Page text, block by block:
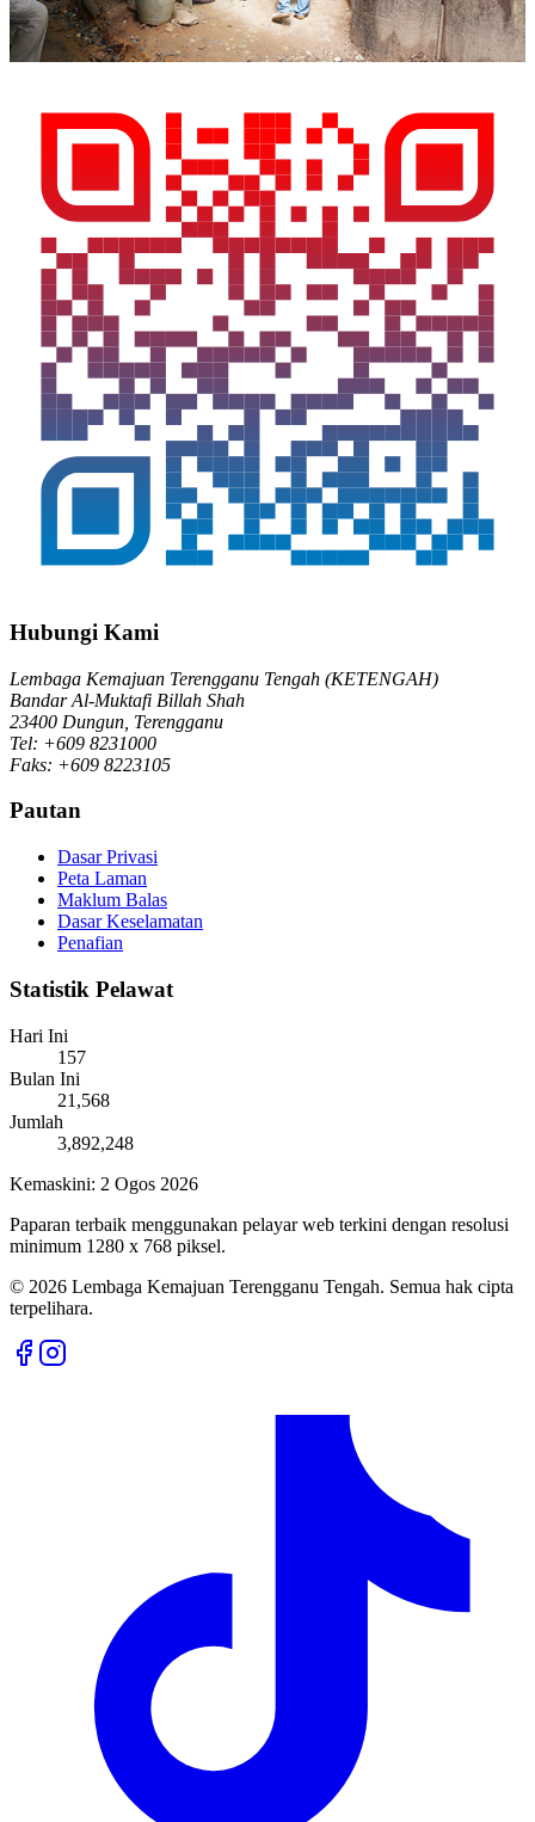
Hubungi Kami
Lembaga Kemajuan Terengganu Tengah (KETENGAH)
Bandar Al-Muktafi Billah Shah
23400 Dungun, Terengganu
Tel: +609 8231000
Faks: +609 8223105
Pautan
Dasar Privasi
Peta Laman
Maklum Balas
Dasar Keselamatan
Penafian
Statistik Pelawat
Hari Ini
157
Bulan Ini
21,568
Jumlah
3,892,248
Kemaskini: 2 Ogos 2026
Paparan terbaik menggunakan pelayar web terkini dengan resolusi
minimum 1280 x 768 piksel.
© 2026 Lembaga Kemajuan Terengganu Tengah. Semua hak cipta
terpelihara.